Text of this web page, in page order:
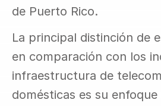
de Puerto Rico.
La principal distinción de
en comparación con los
infraestructura de
domésticas es su